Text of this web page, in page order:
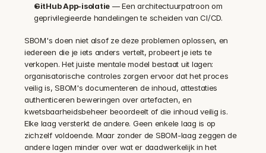
GitHub App-isolatie — Een architectuurpatroon om
geprivilegieerde handelingen te scheiden van CI/CD.
SBOM's doen niet alsof ze deze problemen oplossen, en
iedereen die je iets anders vertelt, probeert je iets te
verkopen. Het juiste mentale model bestaat uit lagen:
organisatorische controles zorgen ervoor dat het proces
veilig is, SBOM's documenteren de inhoud, attestaties
authenticeren beweringen over artefacten, en
kwetsbaarheidsbeheer beoordeelt of die inhoud veilig is.
Elke laag versterkt de andere. Geen enkele laag is op
zichzelf voldoende. Maar zonder de SBOM-laag zeggen de
andere lagen minder over wat er daadwerkelijk in het